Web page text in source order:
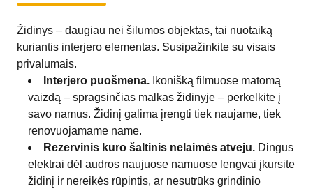
Židinys – daugiau nei šilumos objektas, tai nuotaiką
kuriantis interjero elementas. Susipažinkite su visais
privalumais.
Interjero puošmena. Ikonišką filmuose matomą
vaizdą – spragsinčias malkas židinyje – perkelkite į
savo namus. Židinį galima įrengti tiek naujame, tiek
renovuojamame name.
Rezervinis kuro šaltinis nelaimės atveju. Dingus
elektrai dėl audros naujuose namuose lengvai įkursite
židinį ir nereikės rūpintis, ar nesutrūks grindinio